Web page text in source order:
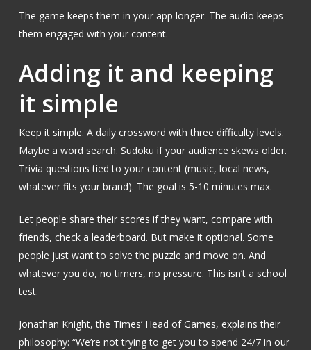
The game keeps them in your app longer. The audio keeps
them engaged with your content.
Adding it and keeping
it simple
Keep it simple. A daily crossword with three difficulty levels.
Maybe a word search. Sudoku if your audience skews older.
Trivia questions tied to your content (music, local news,
whatever fits your brand). The goal is 5-10 minutes max.
Let people share their scores if they want, compare with
friends, check a leaderboard. But make it optional. Some
people just want to solve the puzzle and move on. And
whatever you do, no timers, no pressure. This isn’t a school
test.
Jonathan Knight, the Times’ Head of Games, explains their
philosophy: “We’re not trying to get you to spend 24/7 in our